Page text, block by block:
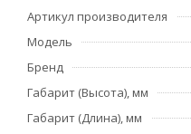
Артикул производителя
Модель
Бренд
Габарит (Высота), мм
Габарит (Длина), мм